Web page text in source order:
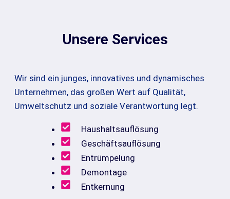
Unsere Services
Wir sind ein junges, innovatives und dynamisches
Unternehmen, das großen Wert auf Qualität,
Umweltschutz und soziale Verantwortung legt.
Haushaltsauflösung
Geschäftsauflösung
Entrümpelung
Demontage
Entkernung